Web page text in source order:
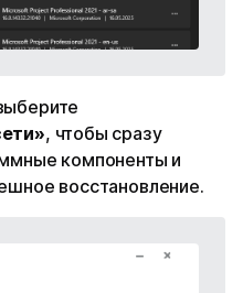
, чтобы сразу
компоненты и
восстановление.